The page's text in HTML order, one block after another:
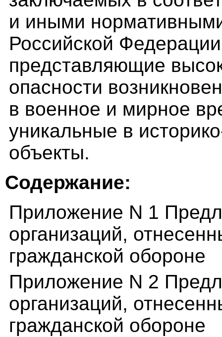
и иными
Российской
представляющие
опасности
в военное и мирное
уникальные в
объекты.
Содержание:
Приложение N 1
организаций,
гражданской обороне
Приложение N 2
организаций,
гражданской обороне